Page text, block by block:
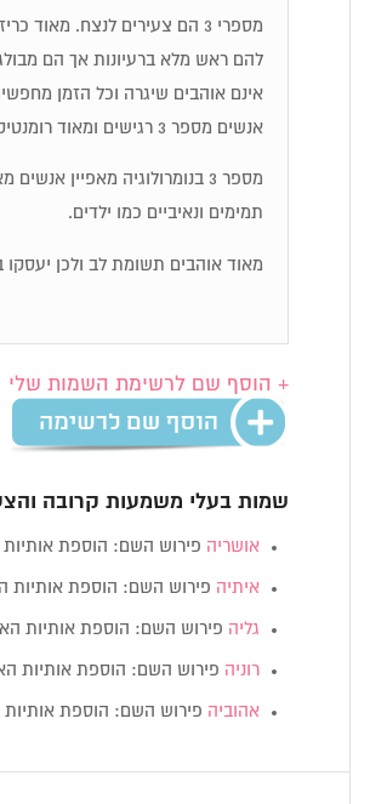
מספרי 3 הם צעירים לנצח.
להם ראש מלא ברעיונות אך הם
אינם אוהבים שיגרה וכל הזמן
אנשים מספר 3 רגישים ומאוד רומנטיקנים אשר מכורים לאהבה.
מספר 3 בנומרולוגיה מאפיין
תמימים ונאיביים כמו ילדים.
מאוד אוהבים תשומת לב ולכן
+ הוסף שם לרשימת השמות שלי
שמות בעלי משמעות קרובה
אושריה פירוש השם: הוספת
איתיה פירוש השם: הוספת אותיות
גליה פירוש השם: הוספת אותיות
רוניה פירוש השם: הוספת אותיות
אהוביה פירוש השם: הוספת